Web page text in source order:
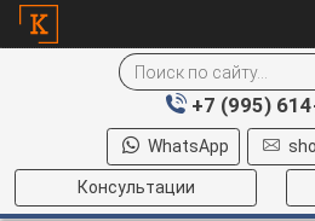
+7 (995)
WhatsApp
Консультации